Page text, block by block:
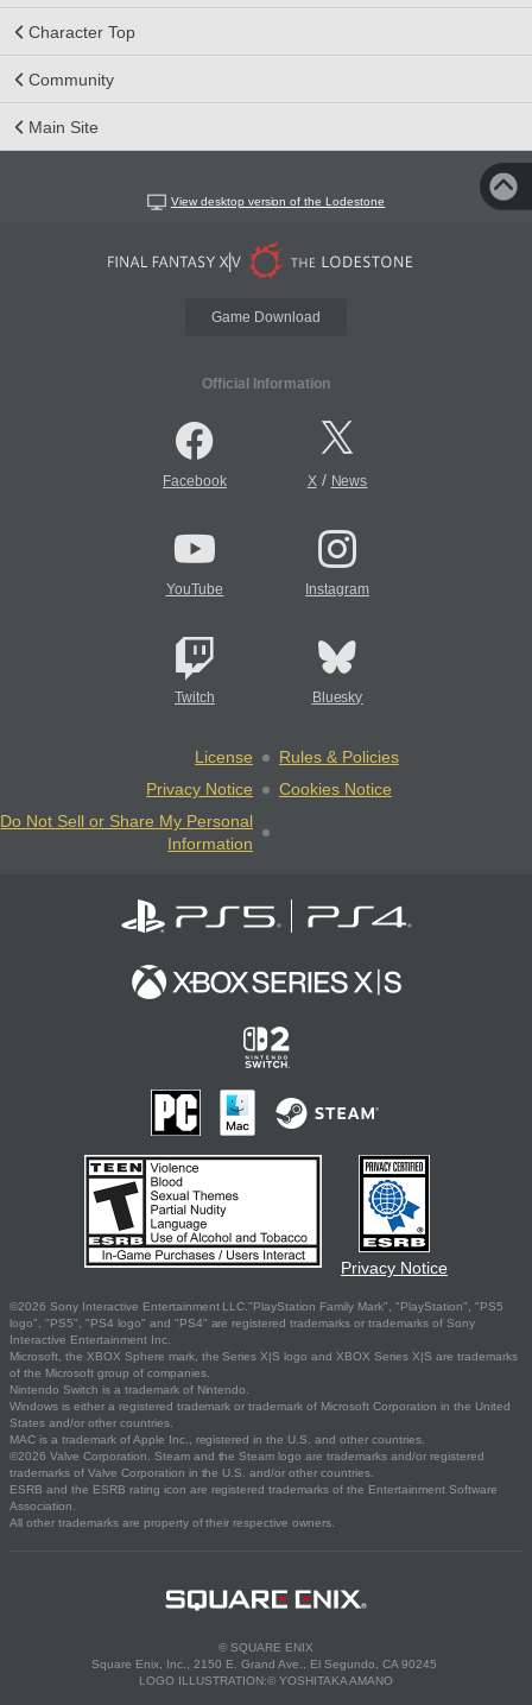
Character Top
Community
Main Site
View desktop version of the Lodestone
Game Download
Official Information
Facebook X/ News
YouTube Instagram
Twitch Bluesky
License
Rules & Policies
Privacy Notice
Cookies Notice
Do Not Sell or Share My Personal
Information
Privacy Notice
©2026 Sony Interactive Entertainment LLC."PlayStation Family Mark", "PlayStation", "PS5
logo", "PS5", "PS4 logo" and "PS4" are registered trademarks or trademarks of Sony
Interactive Entertainment Inc.
Microsoft, the XBOX Sphere mark, the Series X|S logo and XBOX Series X|S are trademarks
of the Microsoft group of companies.
Nintendo Switch is a trademark of Nintendo.
Windows is either a registered trademark or trademark of Microsoft Corporation in the United
States and/or other countries.
MAC is a trademark of Apple Inc., registered in the U.S. and other countries.
©2026 Valve Corporation. Steam and the Steam logo are trademarks and/or registered
trademarks of Valve Corporation in the U.S. and/or other countries.
ESRB and the ESRB rating icon are registered trademarks of the Entertainment Software
Association.
All other trademarks are property of their respective owners.
© SQUARE ENIX
Square Enix, Inc., 2150 E. Grand Ave., El Segundo, CA 90245
LOGO ILLUSTRATION:© YOSHITAKA AMANO